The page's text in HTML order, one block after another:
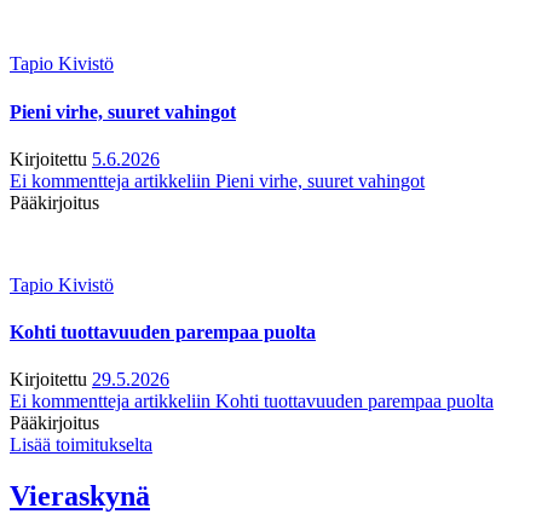
Tapio Kivistö
Pieni virhe, suuret vahingot
Kirjoitettu 5.6.2026
Ei kommentteja artikkeliin Pieni virhe, suuret vahingot
Pääkirjoitus
Tapio Kivistö
Kohti tuottavuuden parempaa puolta
Kirjoitettu 29.5.2026
Ei kommentteja artikkeliin Kohti tuottavuuden parempaa puolta
Pääkirjoitus
Lisää toimitukselta
Vieraskynä